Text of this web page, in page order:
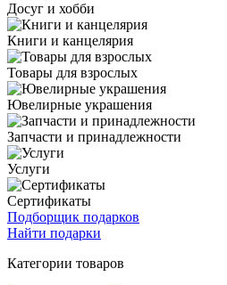
Досуг и хобби
Книги и канцелярия
Товары для взрослых
Ювелирные украшения
Запчасти и принадлежности
Услуги
Сертификаты
Подборщик подарков
Найти подарки
Категории товаров